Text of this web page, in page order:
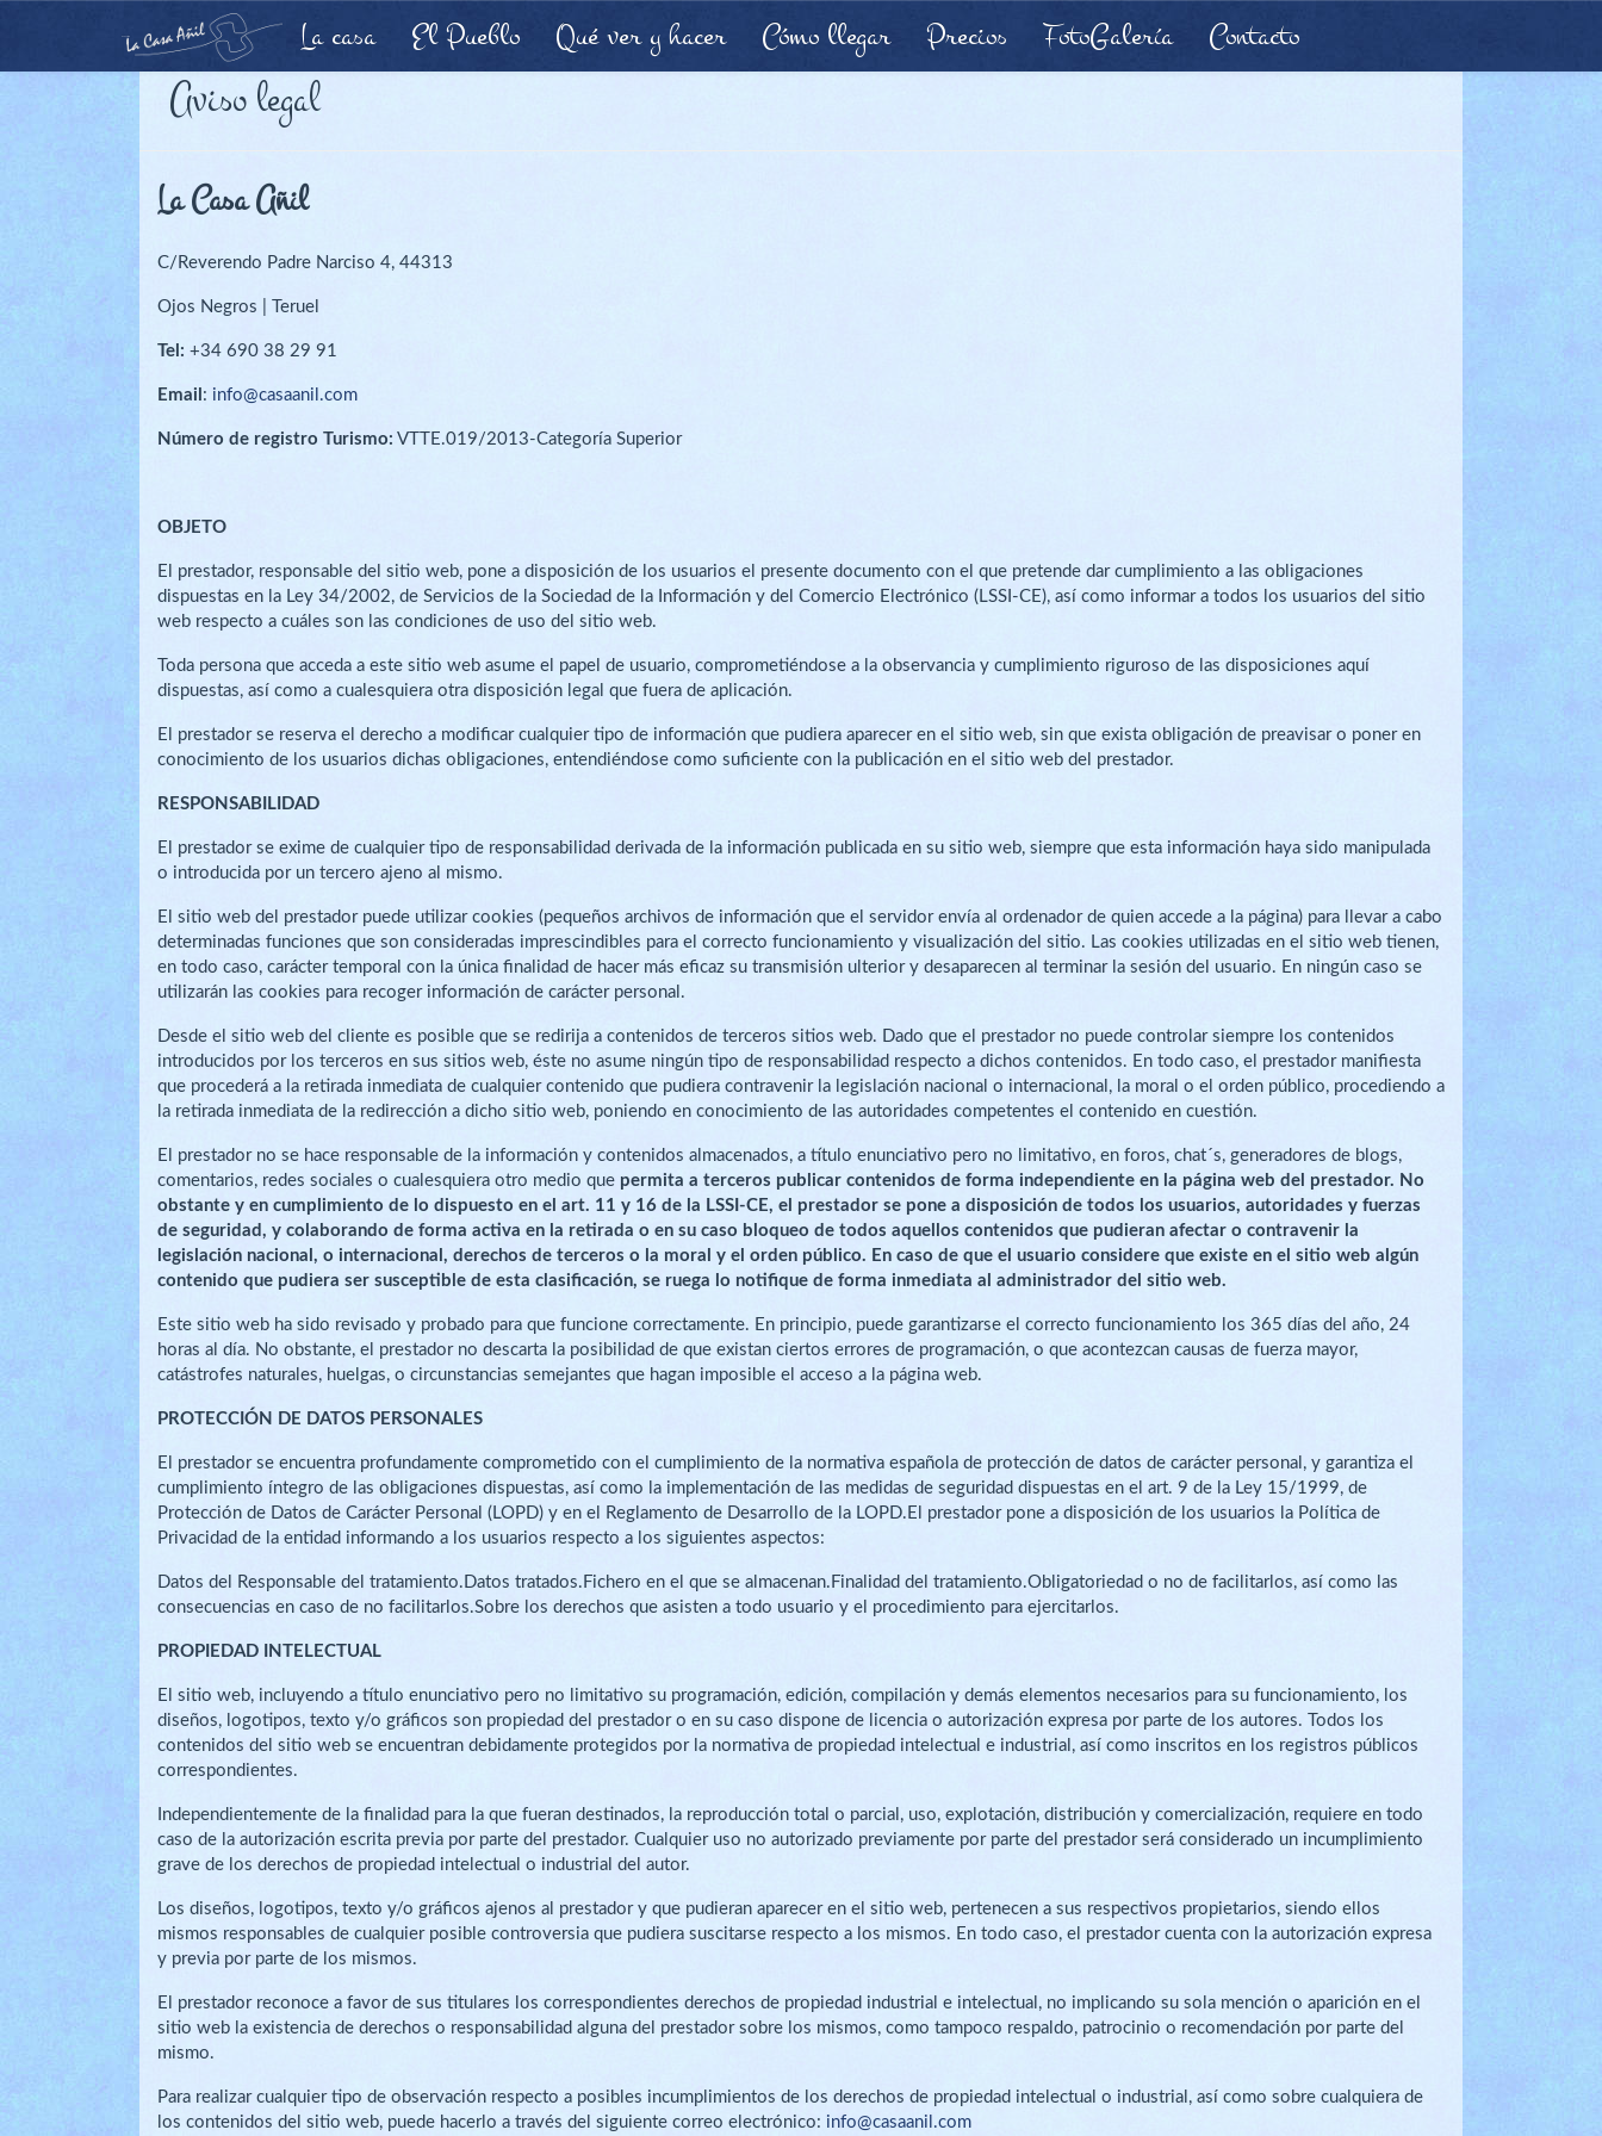
La casa El Pueblo Qué ver y hacer Cómo llegar Precios FotoGalería Contacto
Aviso legal
La Casa Añil
C/Reverendo Padre Narciso 4, 44313
Ojos Negros | Teruel
Tel: +34 690 38 29 91
Email : info@casaanil.com
Número de registro Turismo: VTTE.019/2013-Categoría Superior
OBJETO
El prestador, responsable del sitio web, pone a disposición de los usuarios el presente documento con el que pretende dar cumplimiento a las obligaciones
dispuestas en la Ley 34/2002, de Servicios de la Sociedad de la Información y del Comercio Electrónico (LSSI-CE), así como informar a todos los usuarios del sitio
web respecto a cuáles son las condiciones de uso del sitio web.
Toda persona que acceda a este sitio web asume el papel de usuario, comprometiéndose a la observancia y cumplimiento riguroso de las disposiciones aquí
dispuestas, así como a cualesquiera otra disposición legal que fuera de aplicación.
El prestador se reserva el derecho a modificar cualquier tipo de información que pudiera aparecer en el sitio web, sin que exista obligación de preavisar o poner en
conocimiento de los usuarios dichas obligaciones, entendiéndose como suficiente con la publicación en el sitio web del prestador.
RESPONSABILIDAD
El prestador se exime de cualquier tipo de responsabilidad derivada de la información publicada en su sitio web, siempre que esta información haya sido manipulada
o introducida por un tercero ajeno al mismo.
El sitio web del prestador puede utilizar cookies (pequeños archivos de información que el servidor envía al ordenador de quien accede a la página) para llevar a cabo
determinadas funciones que son consideradas imprescindibles para el correcto funcionamiento y visualización del sitio. Las cookies utilizadas en el sitio web tienen,
en todo caso, carácter temporal con la única finalidad de hacer más eficaz su transmisión ulterior y desaparecen al terminar la sesión del usuario. En ningún caso se
utilizarán las cookies para recoger información de carácter personal.
Desde el sitio web del cliente es posible que se redirija a contenidos de terceros sitios web. Dado que el prestador no puede controlar siempre los contenidos
introducidos por los terceros en sus sitios web, éste no asume ningún tipo de responsabilidad respecto a dichos contenidos. En todo caso, el prestador manifiesta
que procederá a la retirada inmediata de cualquier contenido que pudiera contravenir la legislación nacional o internacional, la moral o el orden público, procediendo a
la retirada inmediata de la redirección a dicho sitio web, poniendo en conocimiento de las autoridades competentes el contenido en cuestión.
El prestador no se hace responsable de la información y contenidos almacenados, a título enunciativo pero no limitativo, en foros, chat´s, generadores de blogs,
comentarios, redes sociales o cualesquiera otro medio que permita a terceros publicar contenidos de forma independiente en la página web del prestador. No
obstante y en cumplimiento de lo dispuesto en el art. 11 y 16 de la LSSI-CE, el prestador se pone a disposición de todos los usuarios, autoridades y fuerzas
de seguridad, y colaborando de forma activa en la retirada o en su caso bloqueo de todos aquellos contenidos que pudieran afectar o contravenir la
legislación nacional, o internacional, derechos de terceros o la moral y el orden público. En caso de que el usuario considere que existe en el sitio web algún
contenido que pudiera ser susceptible de esta clasificación, se ruega lo notifique de forma inmediata al administrador del sitio web.
Este sitio web ha sido revisado y probado para que funcione correctamente. En principio, puede garantizarse el correcto funcionamiento los 365 días del año, 24
horas al día. No obstante, el prestador no descarta la posibilidad de que existan ciertos errores de programación, o que acontezcan causas de fuerza mayor,
catástrofes naturales, huelgas, o circunstancias semejantes que hagan imposible el acceso a la página web.
PROTECCIÓN DE DATOS PERSONALES
El prestador se encuentra profundamente comprometido con el cumplimiento de la normativa española de protección de datos de carácter personal, y garantiza el
cumplimiento íntegro de las obligaciones dispuestas, así como la implementación de las medidas de seguridad dispuestas en el art. 9 de la Ley 15/1999, de
Protección de Datos de Carácter Personal (LOPD) y en el Reglamento de Desarrollo de la LOPD.El prestador pone a disposición de los usuarios la Política de
Privacidad de la entidad informando a los usuarios respecto a los siguientes aspectos:
Datos del Responsable del tratamiento.Datos tratados.Fichero en el que se almacenan.Finalidad del tratamiento.Obligatoriedad o no de facilitarlos, así como las
consecuencias en caso de no facilitarlos.Sobre los derechos que asisten a todo usuario y el procedimiento para ejercitarlos.
PROPIEDAD INTELECTUAL
El sitio web, incluyendo a título enunciativo pero no limitativo su programación, edición, compilación y demás elementos necesarios para su funcionamiento, los
diseños, logotipos, texto y/o gráficos son propiedad del prestador o en su caso dispone de licencia o autorización expresa por parte de los autores. Todos los
contenidos del sitio web se encuentran debidamente protegidos por la normativa de propiedad intelectual e industrial, así como inscritos en los registros públicos
correspondientes.
Independientemente de la finalidad para la que fueran destinados, la reproducción total o parcial, uso, explotación, distribución y comercialización, requiere en todo
caso de la autorización escrita previa por parte del prestador. Cualquier uso no autorizado previamente por parte del prestador será considerado un incumplimiento
grave de los derechos de propiedad intelectual o industrial del autor.
Los diseños, logotipos, texto y/o gráficos ajenos al prestador y que pudieran aparecer en el sitio web, pertenecen a sus respectivos propietarios, siendo ellos
mismos responsables de cualquier posible controversia que pudiera suscitarse respecto a los mismos. En todo caso, el prestador cuenta con la autorización expresa
y previa por parte de los mismos.
El prestador reconoce a favor de sus titulares los correspondientes derechos de propiedad industrial e intelectual, no implicando su sola mención o aparición en el
sitio web la existencia de derechos o responsabilidad alguna del prestador sobre los mismos, como tampoco respaldo, patrocinio o recomendación por parte del
mismo.
Para realizar cualquier tipo de observación respecto a posibles incumplimientos de los derechos de propiedad intelectual o industrial, así como sobre cualquiera de
los contenidos del sitio web, puede hacerlo a través del siguiente correo electrónico: info@casaanil.com